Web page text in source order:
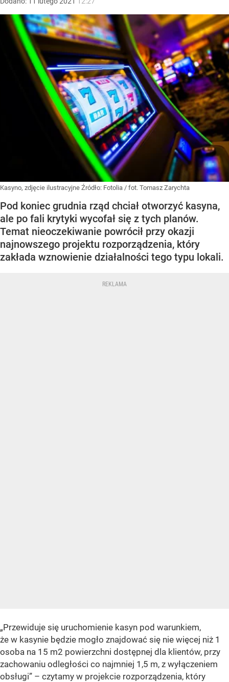
Kasyno, zdjęcie ilustracyjne Źródło: Fotolia / fot. Tomasz Zarychta
Pod koniec grudnia rząd chciał otworzyć kasyna,
ale po fali krytyki wycofał się z tych planów.
Temat nieoczekiwanie powrócił przy okazji
najnowszego projektu rozporządzenia, który
zakłada wznowienie działalności tego typu lokali.
„Przewiduje się uruchomienie kasyn pod warunkiem,
że w kasynie będzie mogło znajdować się nie więcej niż 1
osoba na 15 m2 powierzchni dostępnej dla klientów, przy
zachowaniu odległości co najmniej 1,5 m, z wyłączeniem
obsługi” – czytamy w projekcie rozporządzenia, który